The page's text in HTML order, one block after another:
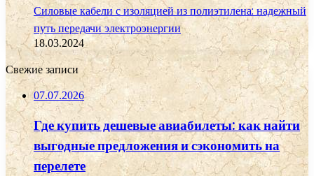
Силовые кабели с изоляцией из полиэтилена: надежный
путь передачи электроэнергии
18.03.2024
Свежие записи
07.07.2026
Где купить дешевые авиабилеты: как найти
выгодные предложения и сэкономить на
перелете